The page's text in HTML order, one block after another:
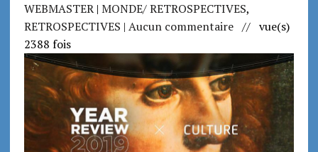
WEBMASTER| MONDE/ RETROSPECTIVES,
RETROSPECTIVES | Aucun commentaire// vue(s)
2388 fois